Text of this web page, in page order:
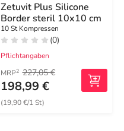
Zetuvit Plus Silicone
Border steril 10x10 cm
10 St Kompressen
(0)
Pflichtangaben
MRP2 227,05 €
198,99 €
(19,90 €/1 St)